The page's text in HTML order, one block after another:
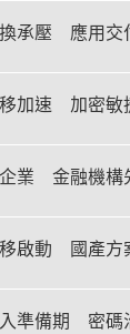
承壓 應用交
加速 加密敏
業 金融機構
啟動 國產方
準備期 密碼